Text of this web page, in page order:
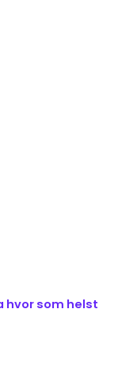
hvor som helst